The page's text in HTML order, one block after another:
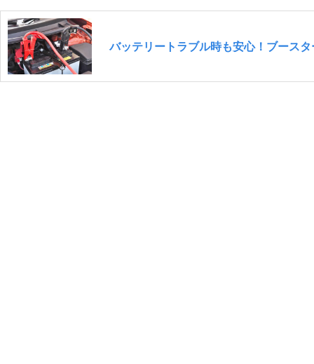
バッテリートラブル時も安心！ブース